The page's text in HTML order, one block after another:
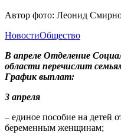
Автор фото: Леонид
НовостиОбщество
В апреле Отделение
области перечислит
График выплат:
3 апреля
– единое пособие на детей
беременным женщинам;